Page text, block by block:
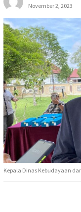
November 2, 2023
Kepala Dinas Kebudayaan